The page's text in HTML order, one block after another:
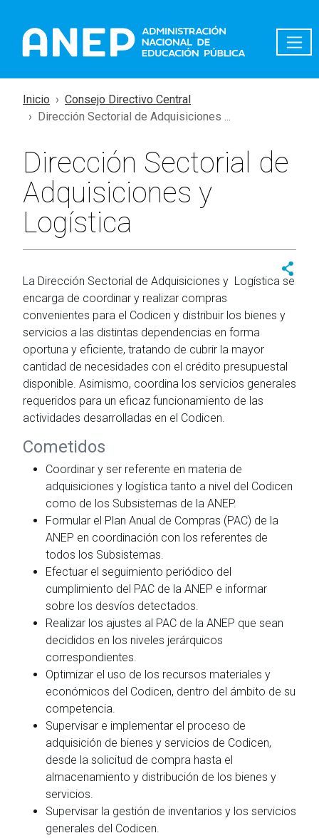
Inicio
Consejo Directivo Central
Dirección Sectorial de Adquisiciones ...
Dirección Sectorial de
Adquisiciones y
Logística
La Dirección Sectorial de Adquisiciones y Logística se
encarga de coordinar y realizar compras
convenientes para el Codicen y distribuir los bienes y
servicios a las distintas dependencias en forma
oportuna y eficiente, tratando de cubrir la mayor
cantidad de necesidades con el crédito presupuestal
disponible. Asimismo, coordina los servicios generales
requeridos para un eficaz funcionamiento de las
actividades desarrolladas en el Codicen.
Cometidos
Coordinar y ser referente en materia de
adquisiciones y logística tanto a nivel del Codicen
como de los Subsistemas de la ANEP.
Formular el Plan Anual de Compras (PAC) de la
ANEP en coordinación con los referentes de
todos los Subsistemas.
Efectuar el seguimiento periódico del
cumplimiento del PAC de la ANEP e informar
sobre los desvíos detectados.
Realizar los ajustes al PAC de la ANEP que sean
decididos en los niveles jerárquicos
correspondientes.
Optimizar el uso de los recursos materiales y
económicos del Codicen, dentro del ámbito de su
competencia.
Supervisar e implementar el proceso de
adquisición de bienes y servicios de Codicen,
desde la solicitud de compra hasta el
almacenamiento y distribución de los bienes y
servicios.
Supervisar la gestión de inventarios y los servicios
generales del Codicen.